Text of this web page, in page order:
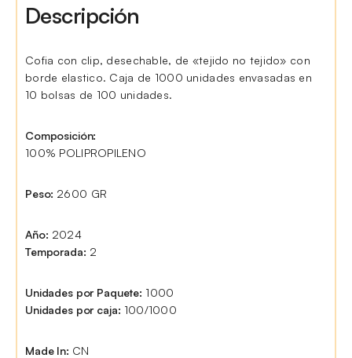
Descripción
Cofia con clip, desechable, de «tejido no tejido» con
borde elastico. Caja de 1000 unidades envasadas en
10 bolsas de 100 unidades.
Composición:
100% POLIPROPILENO
Peso: 2600 GR
Año: 2024
Temporada: 2
Unidades por Paquete: 1000
Unidades por caja: 100/1000
Made In: CN